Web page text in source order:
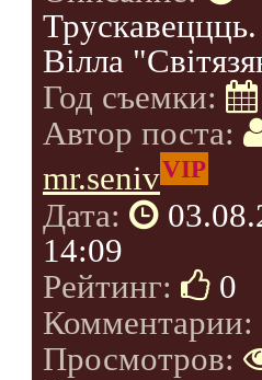
Трускавеццць.
Вілла
Год съемки:
Автор поста:
mr.senivVIP
Дата:
14:09
Рейтинг:
0
Комментарии:
Просмотров: